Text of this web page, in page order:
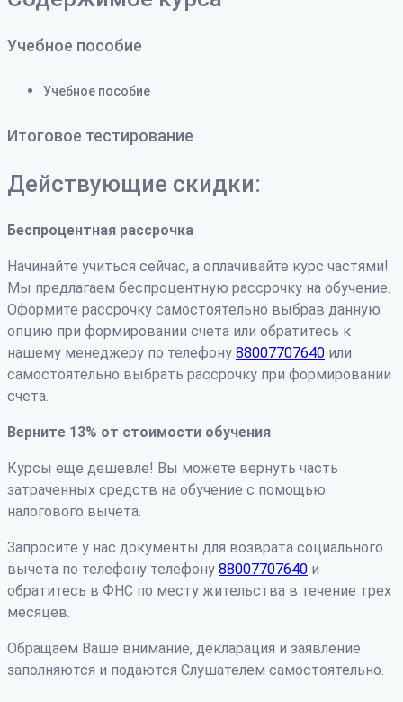
Учебное пособие
Учебное пособие
Итоговое тестирование
Действующие скидки:
Беспроцентная рассрочка
Начинайте учиться сейчас, а оплачивайте курс частями!
Мы предлагаем беспроцентную рассрочку на обучение.
Оформите рассрочку самостоятельно выбрав данную
опцию при формировании счета или обратитесь к
нашему менеджеру по телефону 88007707640 или
самостоятельно выбрать рассрочку при формировании
счета.
Верните 13% от стоимости обучения
Курсы еще дешевле! Вы можете вернуть часть
затраченных средств на обучение с помощью
налогового вычета.
Запросите у нас документы для возврата социального
вычета по телефону телефону 88007707640 и
обратитесь в ФНС по месту жительства в течение трех
месяцев.
Обращаем Ваше внимание, декларация и заявление
заполняются и подаются Слушателем самостоятельно.